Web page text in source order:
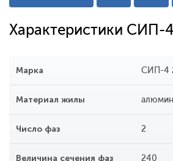
Характеристики СИП-
Марка СИП-4
Материал жилы
Число фаз 2
Величина сечения фаз 240